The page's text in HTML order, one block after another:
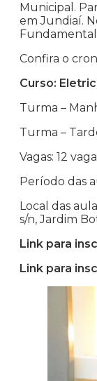
Municipal.
em Jundiaí.
Fundamental
Confira o
Curso:
Turma –
Turma –
Vagas: 12
Período das
Local das
s/n, Jardim
Link para
Link para